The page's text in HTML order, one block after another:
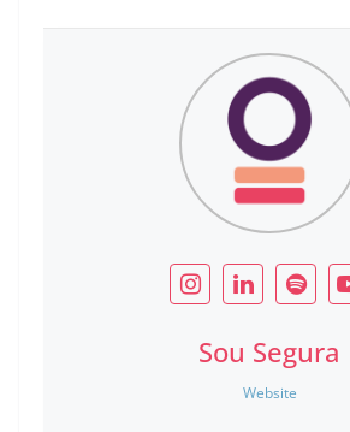
Sou Segura
Website